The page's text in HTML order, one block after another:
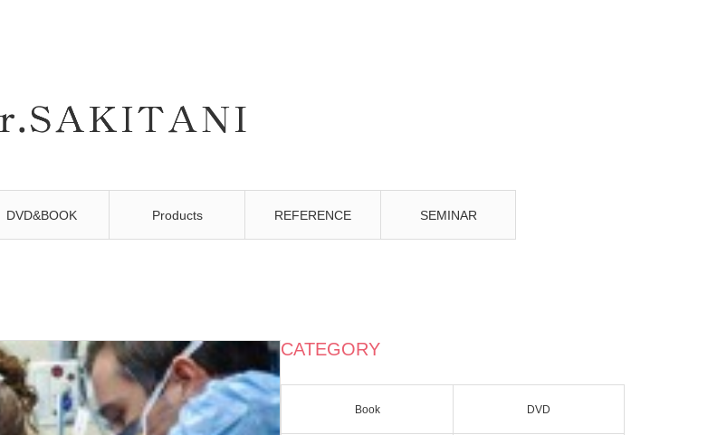
DVD&BOOK Products REFERENCE SEMINAR
CATEGORY
Book DVD